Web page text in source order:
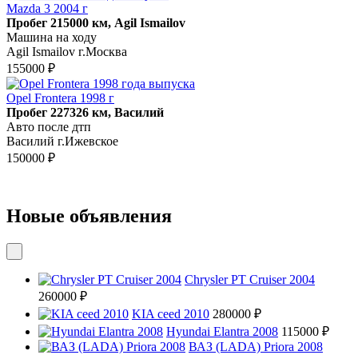
Mazda 3 2004 г
Пробег 215000 км, Agil Ismailov
Машина на ходу
Agil Ismailov г.Москва
155000 ₽
Opel Frontera 1998 г
Пробег 227326 км, Василий
Авто после дтп
Василий г.Ижевское
150000 ₽
Новые объявления
Chrysler PT Cruiser 2004
260000 ₽
KIA ceed 2010 280000 ₽
Hyundai Elantra 2008 115000 ₽
ВАЗ (LADA) Priora 2008